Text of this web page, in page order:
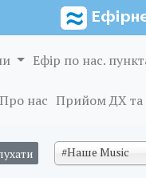
Ефір по нас.
Про нас Прийом ДХ
#Наше Music